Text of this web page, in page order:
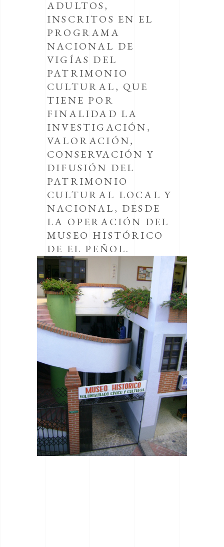
ADULTOS,
INSCRITOS EN EL
PROGRAMA
NACIONAL DE
VIGÍAS DEL
PATRIMONIO
CULTURAL, QUE
TIENE POR
FINALIDAD LA
INVESTIGACIÓN,
VALORACIÓN,
CONSERVACIÓN Y
DIFUSIÓN DEL
PATRIMONIO
CULTURAL LOCAL Y
NACIONAL, DESDE
LA OPERACIÓN DEL
MUSEO HISTÓRICO
DE EL PEÑOL.